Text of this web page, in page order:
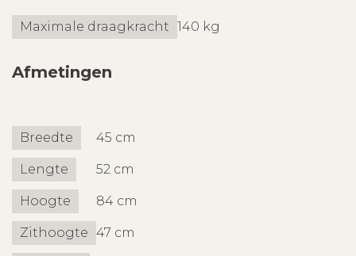
Maximale draagkracht 140 kg
Afmetingen
Breedte 45 cm
Lengte 52 cm
Hoogte 84 cm
Zithoogte 47 cm